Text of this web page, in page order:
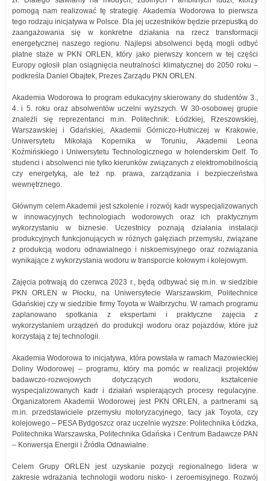
pomogą nam realizować tę strategię. Akademia Wodorowa to pierwsza
tego rodzaju inicjatywa w Polsce. Dla jej uczestników będzie przepustką do
zaangażowania się w konkretne działania na rzecz transformacji
energetycznej naszego regionu. Najlepsi absolwenci będą mogli odbyć
płatne staże w PKN ORLEN, który jako pierwszy koncern w tej części
Europy ogłosił plan osiągnięcia neutralności klimatycznej do 2050 roku –
podkreśla Daniel Obajtek, Prezes Zarządu PKN ORLEN.
Akademia Wodorowa to program edukacyjny skierowany do studentów 3.,
4. i 5. roku oraz absolwentów uczelni wyższych. W 30-osobowej grupie
znaleźli się reprezentanci m.in. Politechnik: Łódzkiej, Rzeszowskiej,
Warszawskiej i Gdańskiej, Akademii Górniczo-Hutniczej w Krakowie,
Uniwersytetu Mikołaja Kopernika w Toruniu, Akademii Leona
Koźmińskiego i Uniwersytetu Technologicznego w holenderskim Delf. To
studenci i absolwenci nie tylko kierunków związanych z elektromobilnością
czy energetyką, ale też np. prawa, zarządzania i bezpieczeństwa
wewnętrznego.
Głównym celem Akademii jest szkolenie i rozwój kadr wyspecjalizowanych
w innowacyjnych technologiach wodorowych oraz ich praktycznym
wykorzystaniu w biznesie. Uczestnicy poznają działania instalacji
produkcyjnych funkcjonujących w różnych gałęziach przemysłu, związane
z produkcją wodoru odnawialnego i niskoemisyjnego oraz rozwiązania
wynikające z wykorzystania wodoru w transporcie kołowym i kolejowym.
Zajęcia potrwają do czerwca 2023 r., będą odbywać się m.in. w siedzibie
PKN ORLEN w Płocku, na Uniwersytecie Warszawskim, Politechnice
Gdańskiej czy w siedzibie firmy Toyota w Wałbrzychu. W ramach programu
zaplanowano spotkania z ekspertami i praktyczne zajęcia z
wykorzystaniem urządzeń do produkcji wodoru oraz pojazdów, które już
korzystają z tej technologii.
Akademia Wodorowa to inicjatywa, która powstała w ramach Mazowieckiej
Doliny Wodorowej – programu, który ma pomóc w realizacji projektów
badawczo-rozwojowych dotyczących wodoru, kształcenie
wyspecjalizowanych kadr i działań wspierających procesy regulacyjne.
Organizatorem Akademii Wodorowej jest PKN ORLEN, a partnerami są
m.in. przedstawiciele przemysłu motoryzacyjnego, tacy jak Toyota, czy
kolejowego – PESA Bydgoszcz oraz uczelnie wyższe: Politechnika Łódzka,
Politechnika Warszawska, Politechnika Gdańska i Centrum Badawcze PAN
– Konwersja Energii i Źródła Odnawialne.
Celem Grupy ORLEN jest uzyskanie pozycji regionalnego lidera w
zakresie wdrażania technologii wodoru nisko- i zeroemisyjnego. Rozwój